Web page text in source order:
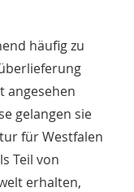
häufig zu
angesehen
gelangen sie
für Westfalen
Teil von
erhalten,